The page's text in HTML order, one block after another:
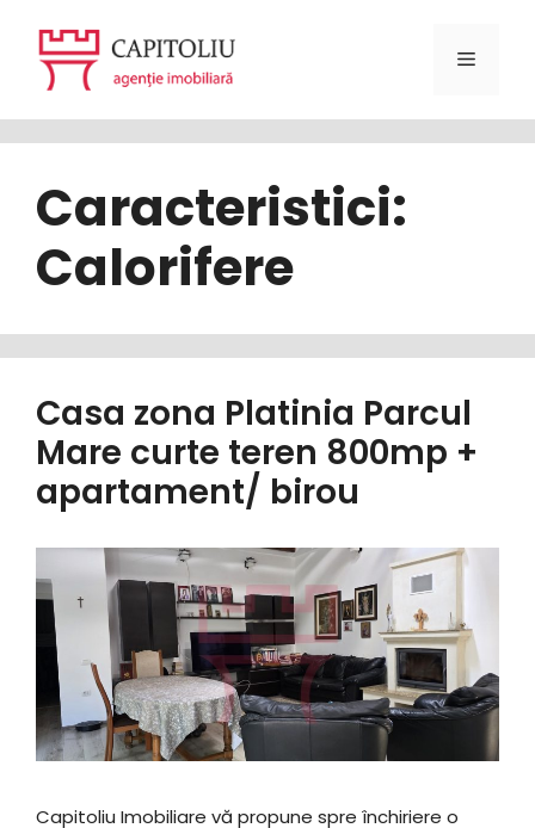
conținut
Meniu
Caracteristici:
Calorifere
Casa zona Platinia Parcul
Mare curte teren 800mp +
apartament/ birou
Capitoliu Imobiliare vă propune spre închiriere o